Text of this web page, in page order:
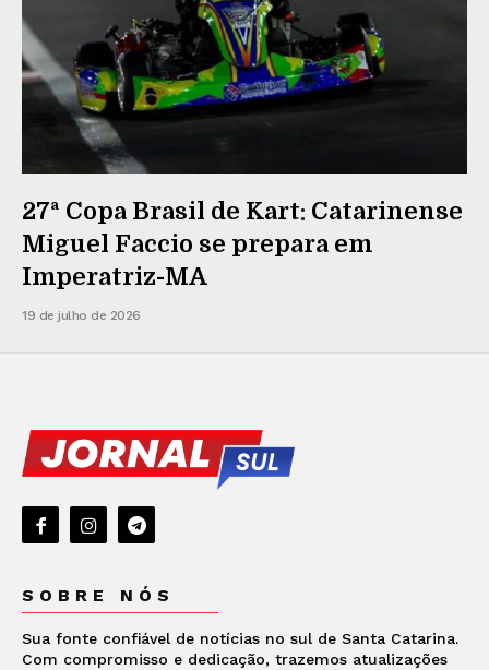
27ª Copa Brasil de Kart: Catarinense
Miguel Faccio se prepara em
Imperatriz-MA
19 de julho de 2026
SOBRE NÓS
Sua fonte confiável de notícias no sul de Santa Catarina.
Com compromisso e dedicação, trazemos atualizações